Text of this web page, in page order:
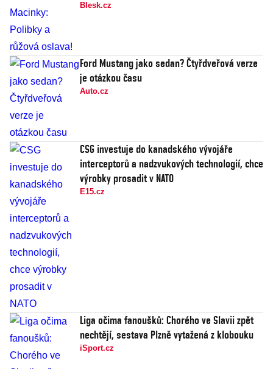
Blesk.cz
Ford Mustang jako sedan? Čtyřdveřová verze
je otázkou času
Auto.cz
CSG investuje do kanadského vývojáře
interceptorů a nadzvukových technologií, chce
výrobky prosadit v NATO
E15.cz
Liga očima fanoušků: Chorého ve Slavii zpět
nechtějí, sestava Plzně vytažená z klobouku
iSport.cz